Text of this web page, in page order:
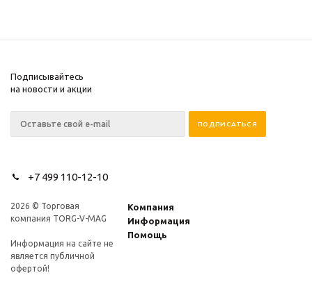
Подписывайтесь
на новости и акции
+7 499 110-12-10
2026 © Торговая
компания TORG-V-MAG
Информация на сайте не
является публичной
офертой!
Компания
Информация
Помощь